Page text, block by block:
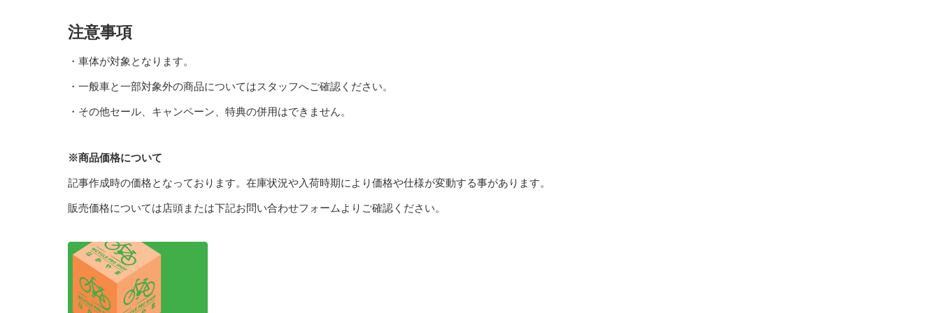
注意事項
・車体が対象となります。
・一般車と一部対象外の商品についてはスタッフへご確認ください。
・ その他セール、キャンペーン、特典の併用はできません。
※商品価格について
記事作成時の価格となっております。在庫状況や入荷時期により価格や仕様が変動する事があります。
販売価格については店頭または下記お問い合わせフォームよりご確認ください。